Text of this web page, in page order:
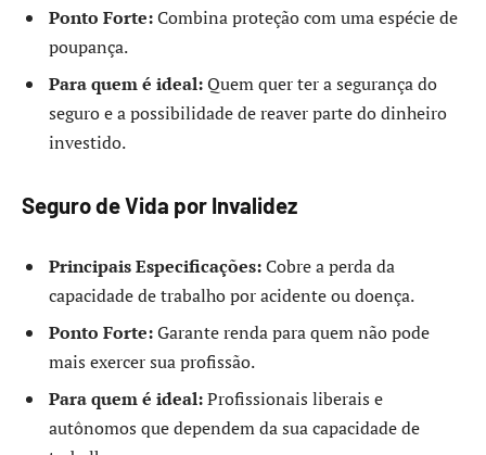
Ponto Forte:Combina proteção com uma espécie de
poupança.
Para quem é ideal:Quem quer ter a segurança do
seguro e a possibilidade de reaver parte do dinheiro
investido.
Seguro de Vida por Invalidez
Principais Especificações:Cobre a perda da
capacidade de trabalho por acidente ou doença.
Ponto Forte:Garante renda para quem não pode
mais exercer sua profissão.
Para quem é ideal:Profissionais liberais e
autônomos que dependem da sua capacidade de